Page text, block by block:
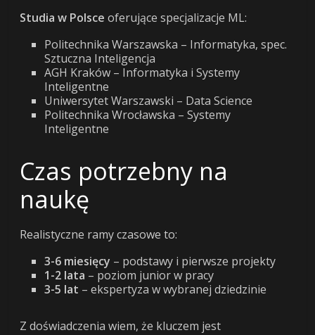
Studia w Polsce oferujące specjalizacje ML:
Politechnika Warszawska – Informatyka, spec.
Sztuczna Inteligencja
AGH Kraków – Informatyka i Systemy
Inteligentne
Uniwersytet Warszawski – Data Science
Politechnika Wrocławska – Systemy
Inteligentne
Czas potrzebny na
naukę
Realistyczne ramy czasowe to:
3-6 miesięcy – podstawy i pierwsze projekty
1-2 lata – poziom junior w pracy
3-5 lat – ekspertyza w wybranej dziedzinie
Z doświadczenia wiem, że kluczem jest